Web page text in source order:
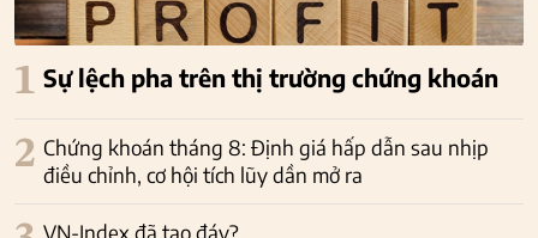
1 Sự lệch pha trên thị trường chứng khoán
2 Chứng khoán tháng 8: Định giá hấp dẫn sau nhịp
điều chỉnh, cơ hội tích lũy dần mở ra
VN-Index đã tạo đáy?